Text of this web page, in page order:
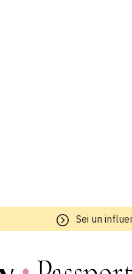
Sei un